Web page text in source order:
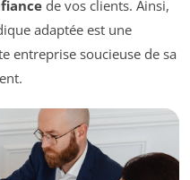
de vos clients. Ainsi,
adaptée est une
entreprise soucieuse de sa